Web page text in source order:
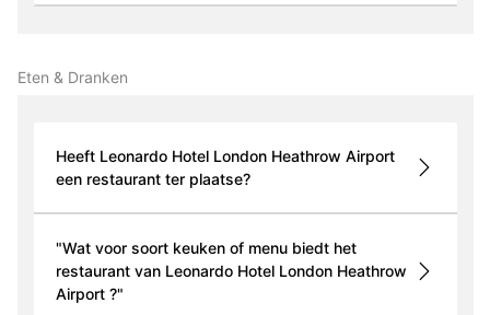
Eten & Dranken
Heeft Leonardo Hotel London Heathrow Airport
een restaurant ter plaatse?
"Wat voor soort keuken of menu biedt het
restaurant van Leonardo Hotel London Heathrow
Airport ?"